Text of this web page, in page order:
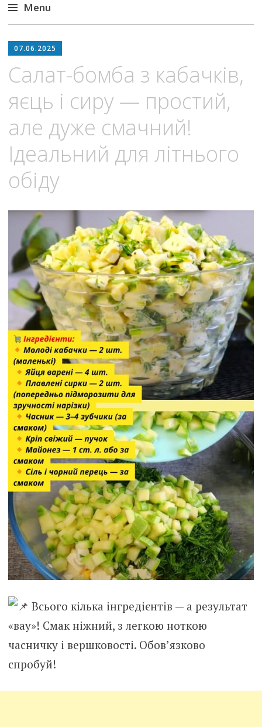
Menu
to
07.06.2025
Салат-бомба з кабачків,
яєць і сиру — простий,
але дуже смачний!
Ідеальний для літнього
обіду
Всього кілька інгредієнтів — а результат
«вау»! Смак ніжний, з легкою ноткою
часничку і вершковості. Обов’язково
спробуй!